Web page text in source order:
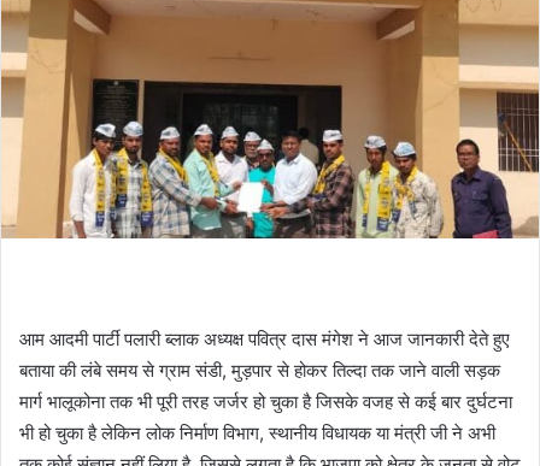
आम आदमी पार्टी पलारी ब्लाक अध्यक्ष पवित्र दास मंगेश ने आज जानकारी देते हुए
बताया की लंबे समय से ग्राम संडी, मुड़पार से होकर तिल्दा तक जाने वाली सड़क
मार्ग भालूकोना तक भी पूरी तरह जर्जर हो चुका है जिसके वजह से कई बार दुर्घटना
भी हो चुका है लेकिन लोक निर्माण विभाग, स्थानीय विधायक या मंत्री जी ने अभी